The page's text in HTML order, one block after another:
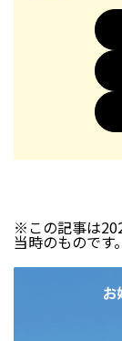
※この記事は
当時のものです。